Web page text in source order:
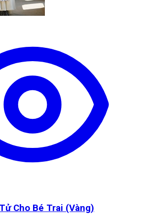
Cho Bé Trai (Vàng)